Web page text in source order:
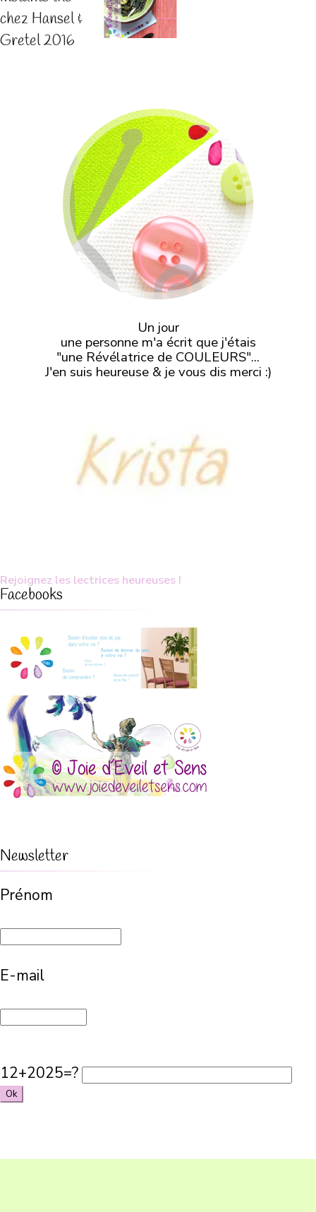
chez Hansel &
Gretel 2016
Un jour
une personne m'a écrit que j'étais
"une Révélatrice de COULEURS"...
J'en suis heureuse & je vous dis merci :)
Rejoignez les lectrices heureuses !
Facebooks
Newsletter
Prénom
E-mail
12+2025=?